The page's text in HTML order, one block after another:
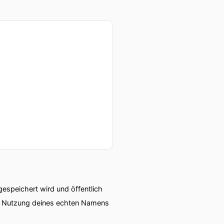
wird und öffentlich
deines echten Namens